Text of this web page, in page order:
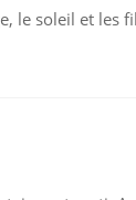
le soleil et